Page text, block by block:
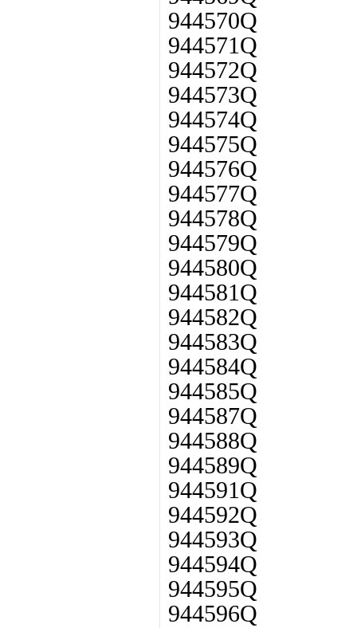
944570Q
944571Q
944572Q
944573Q
944574Q
944575Q
944576Q
944577Q
944578Q
944579Q
944580Q
944581Q
944582Q
944583Q
944584Q
944585Q
944587Q
944588Q
944589Q
944591Q
944592Q
944593Q
944594Q
944595Q
944596Q